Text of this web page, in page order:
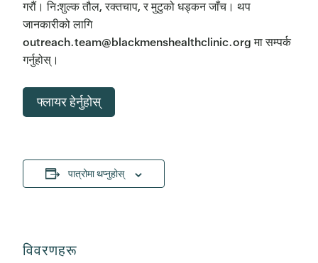
गरौं। नि:शुल्क तौल, रक्तचाप, र मुटुको धड्कन जाँच। थप
जानकारीको लागि
outreach.team@blackmenshealthclinic.org मा सम्पर्क
गर्नुहोस्।
फ्लायर हेर्नुहोस्
पात्रोमा थप्नुहोस्
विवरणहरू